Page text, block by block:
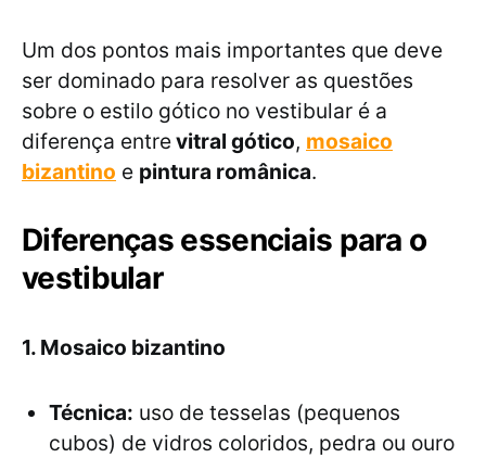
Um dos pontos mais importantes que deve
ser dominado para resolver as questões
sobre o estilo gótico no vestibular é a
diferença entrevitral gótico, mosaico
bizantino e pintura românica.
Diferenças essenciais para o
vestibular
1. Mosaico bizantino
Técnica: uso de tesselas (pequenos
cubos) de vidros coloridos, pedra ou ouro